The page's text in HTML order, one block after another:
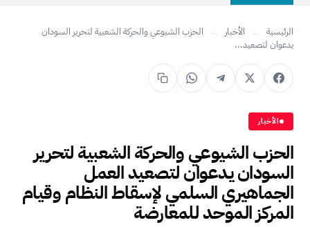
الرئيسية ← الأخبار ←
الحزب الشيوعي والحركة الشعبية لتحرير السودان
يدعوان لتصعيد...
الأخبار
الحزب الشيوعي والحركة الشعبية لتحرير
السودان يدعوان لتصعيد العمل
الجماهيري السلمي لإسقاط النظام وقيام
المركز الموحد للمعارضة